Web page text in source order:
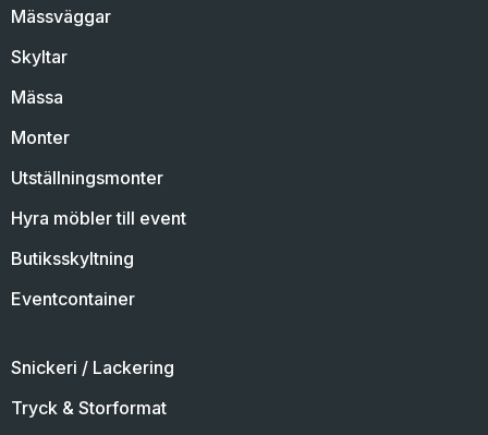
Mässväggar
Skyltar
Mässa
Monter
Utställningsmonter
Hyra möbler till event
Butiksskyltning
Eventcontainer
Snickeri / Lackering
Tryck & Storformat